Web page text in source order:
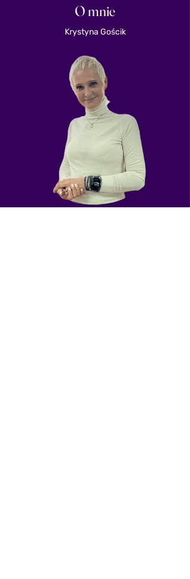
O mnie
Krystyna Gościk